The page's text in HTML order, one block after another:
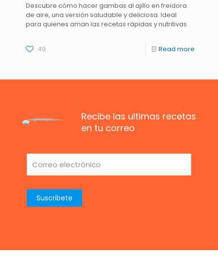
Descubre cómo hacer gambas al ajillo en freidora
de aire, una versión saludable y deliciosa. Ideal
para quienes aman las recetas rápidas y nutritivas.
49 Read more
Recibe las ultimas recetas
en tu correo